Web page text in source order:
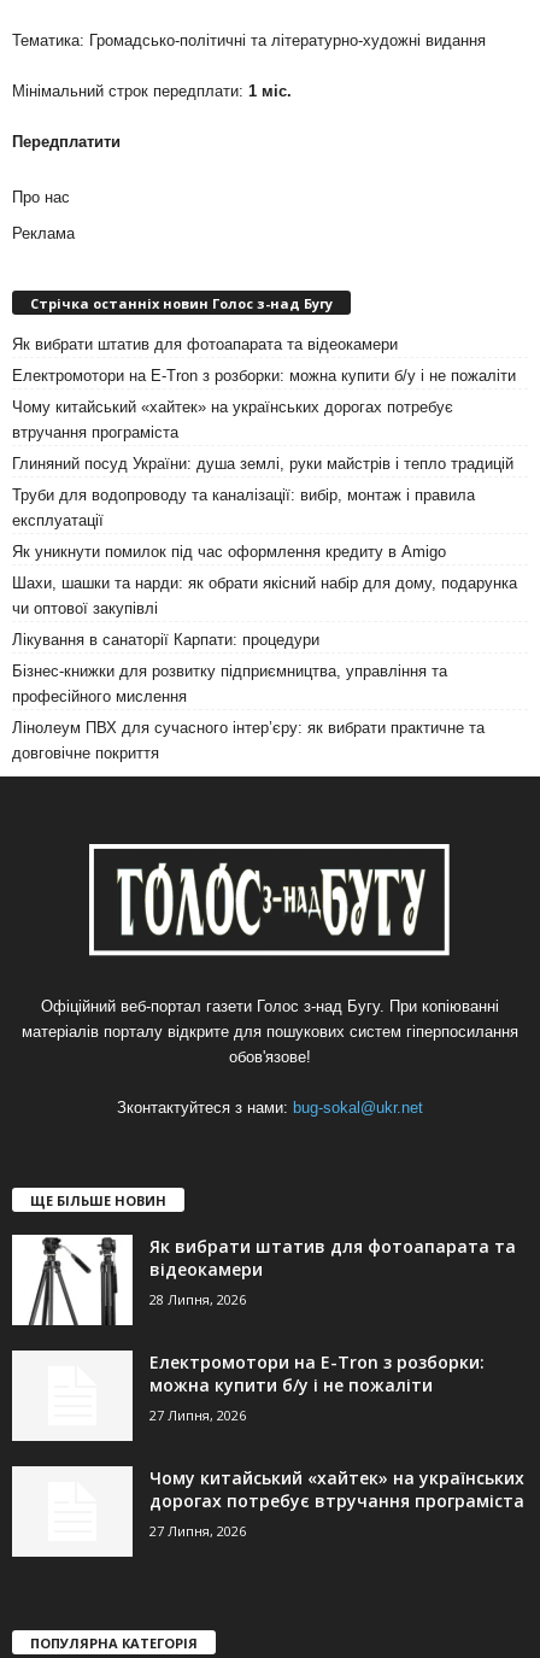
Тематика: Громадсько-політичні та літературно-художні видання
Мінімальний строк передплати: 1 міс.
Передплатити
Про нас
Реклама
Стрічка останніх новин Голос з-над Бугу
Як вибрати штатив для фотоапарата та відеокамери
Електромотори на E-Tron з розборки: можна купити б/у і не пожаліти
Чому китайський «хайтек» на українських дорогах потребує
втручання програміста
Глиняний посуд України: душа землі, руки майстрів і тепло традицій
Труби для водопроводу та каналізації: вибір, монтаж і правила
експлуатації
Як уникнути помилок під час оформлення кредиту в Amigo
Шахи, шашки та нарди: як обрати якісний набір для дому, подарунка
чи оптової закупівлі
Лікування в санаторії Карпати: процедури
Бізнес-книжки для розвитку підприємництва, управління та
професійного мислення
Лінолеум ПВХ для сучасного інтер’єру: як вибрати практичне та
довговічне покриття
Офіційний веб-портал газети Голос з-над Бугу. При копіюванні
матеріалів порталу відкрите для пошукових систем гіперпосилання
обов'язове!
Зконтактуйтеся з нами: bug-sokal@ukr.net
ЩЕ БІЛЬШЕ НОВИН
Як вибрати штатив для фотоапарата та
відеокамери
28 Липня, 2026
Електромотори на E-Tron з розборки:
можна купити б/у і не пожаліти
27 Липня, 2026
Чому китайський «хайтек» на українських
дорогах потребує втручання програміста
27 Липня, 2026
ПОПУЛЯРНА КАТЕГОРІЯ